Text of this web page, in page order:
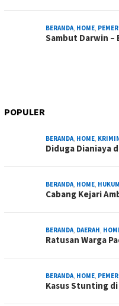
BERANDA, HOME,
Sambut Darwin –
POPULER
BERANDA, HOME,
Diduga Dianiaya
BERANDA, HOME, HUKUM
Cabang Kejari
BERANDA, DAERAH,
Ratusan Warga
BERANDA, HOME,
Kasus Stunting